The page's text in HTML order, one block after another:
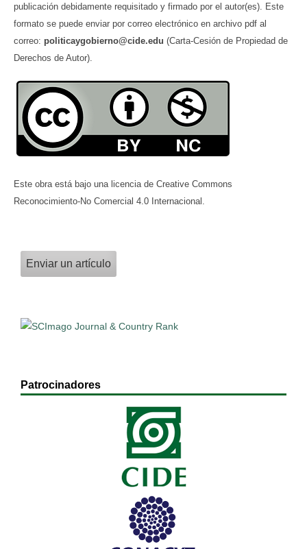
publicación debidamente requisitado y firmado por el autor(es). Este
formato se puede enviar por correo electrónico en archivo pdf al
correo: politicaygobierno@cide.edu (Carta-Cesión de Propiedad de
Derechos de Autor).
Este obra está bajo una licencia de Creative Commons
Reconocimiento-No Comercial 4.0 Internacional.
Enviar un artículo
Patrocinadores